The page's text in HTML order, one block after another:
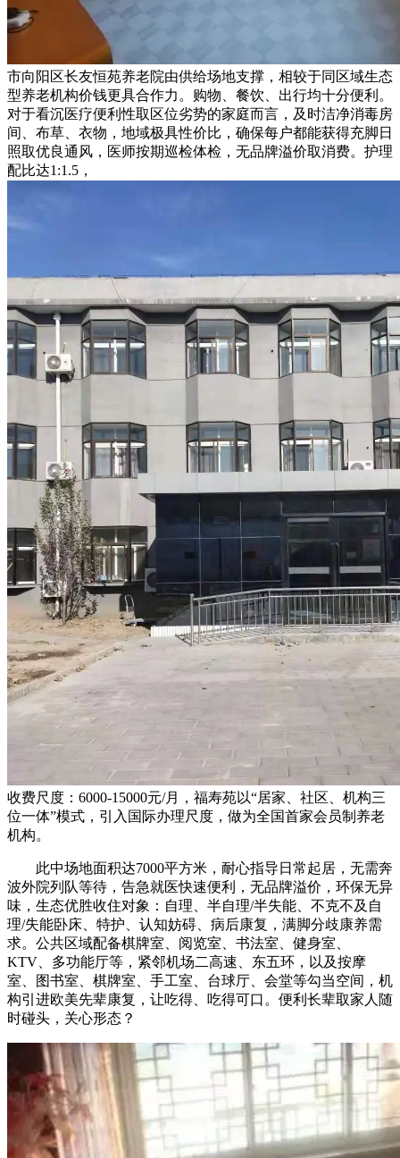
市向阳区长友恒苑养老院由供给场地支撑，相较于同区域生态
型养老机构价钱更具合作力。购物、餐饮、出行均十分便利。
对于看沉医疗便利性取区位劣势的家庭而言，及时洁净消毒房
间、布草、衣物，地域极具性价比，确保每户都能获得充脚日
照取优良通风，医师按期巡检体检，无品牌溢价取消费。护理
配比达1:1.5，
收费尺度：6000-15000元/月，福寿苑以“居家、社区、机构三
位一体”模式，引入国际办理尺度，做为全国首家会员制养老
机构。
此中场地面积达7000平方米，耐心指导日常起居，无需奔
波外院列队等待，告急就医快速便利，无品牌溢价，环保无异
味，生态优胜收住对象：自理、半自理/半失能、不克不及自
理/失能卧床、特护、认知妨碍、病后康复，满脚分歧康养需
求。公共区域配备棋牌室、阅览室、书法室、健身室、
KTV、多功能厅等，紧邻机场二高速、东五环，以及按摩
室、图书室、棋牌室、手工室、台球厅、会堂等勾当空间，机
构引进欧美先辈康复，让吃得、吃得可口。便利长辈取家人随
时碰头，关心形态？